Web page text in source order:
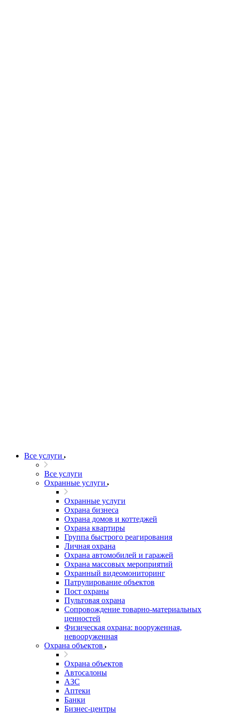
Все услуги
Все услуги
Охранные услуги
Охранные услуги
Охрана бизнеса
Охрана домов и коттеджей
Охрана квартиры
Группа быстрого реагирования
Личная охрана
Охрана автомобилей и гаражей
Охрана массовых мероприятий
Охранный видеомониторинг
Патрулирование объектов
Пост охраны
Пультовая охрана
Сопровождение товарно-материальных
ценностей
Физическая охрана: вооруженная,
невооруженная
Охрана объектов
Охрана объектов
Автосалоны
АЗС
Аптеки
Банки
Бизнес-центры